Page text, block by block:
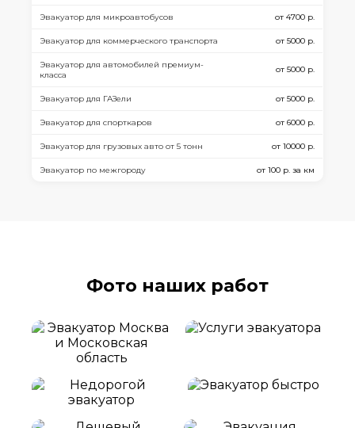
Эвакуатор для микроавтобусов от 4700 р.
Эвакуатор для коммерческого транспорта от 5000 р.
Эвакуатор для автомобилей премиум-
класса
от 5000 р.
Эвакуатор для ГАЗели от 5000 р.
Эвакуатор для спорткаров от 6000 р.
Эвакуатор для грузовых авто от 5 тонн от 10000 р.
Эвакуатор по межгороду от 100 р. за км
Фото наших работ